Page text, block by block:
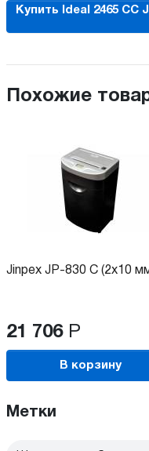
Купить Ideal 2465 CC
Похожие
Jinpex JP-830 C (2x10
21 706 Р
В корзину
Метки